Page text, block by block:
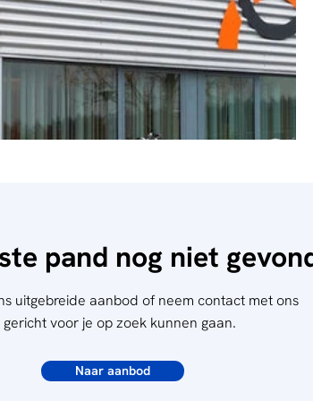
pand nog niet
uitgebreide aanbod of neem contact met ons
voor je op zoek kunnen gaan.
Naar aanbod